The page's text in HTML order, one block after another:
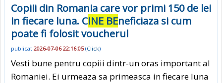
Copiii din Romania care vor primi 150 de lei
in fiecare luna. CINE BEneficiaza si cum
poate fi folosit voucherul
publicat 2026-07-06 22:16:05(Click)
Vesti bune pentru copiii dintr-un oras important al
Romaniei. Ei urmeaza sa primeasca in fiecare luna